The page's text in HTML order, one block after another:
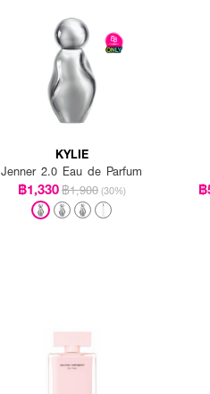
KYLIE
Jenner 2.0 Eau de Parfum
฿1,330฿1,900 (30%) ฿